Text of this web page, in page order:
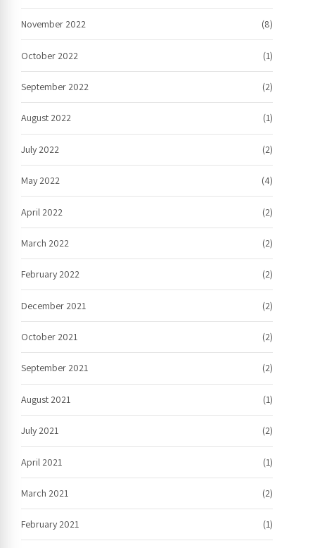
November 2022 (8)
October 2022 (1)
September 2022 (2)
August 2022 (1)
July 2022 (2)
May 2022 (4)
April 2022 (2)
March 2022 (2)
February 2022 (2)
December 2021 (2)
October 2021 (2)
September 2021 (2)
August 2021 (1)
July 2021 (2)
April 2021 (1)
March 2021 (2)
February 2021 (1)